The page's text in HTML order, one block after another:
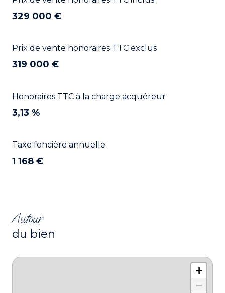
329 000 €
Prix de vente honoraires TTC exclus
319 000 €
Honoraires TTC à la charge acquéreur
3,13 %
Taxe foncière annuelle
1 168 €
Autour
du bien
+
−